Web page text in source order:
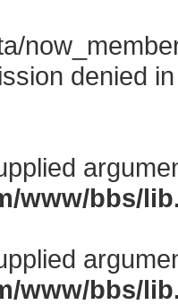
denied
www/bbs/
www/bbs/